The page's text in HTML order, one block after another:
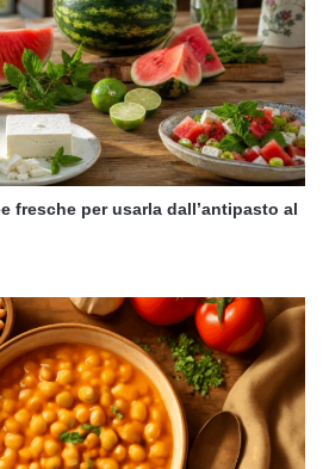
fresche per usarla dall’antipasto al